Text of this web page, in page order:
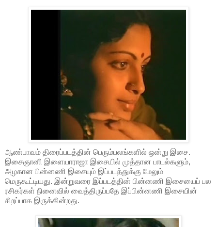
ஆண்பாவம் திரைப்படத்தின் பெரும்பலங்களில் ஒன்று இசை.
இசைஞானி இளையாராஜா இசையில் முத்தான பாடல்களும்,
அழகான பின்னணி இசையும் இப்படத்துக்கு மேலும்
மெருகூட்டியது. இன்றுவரை இப்படத்தின் பின்னணி இசையைப் பல
ரசிகர்கள் நினைவில் வைத்திருப்பதே இப்பின்னணி இசையின்
சிறப்பாக இருக்கின்றது.